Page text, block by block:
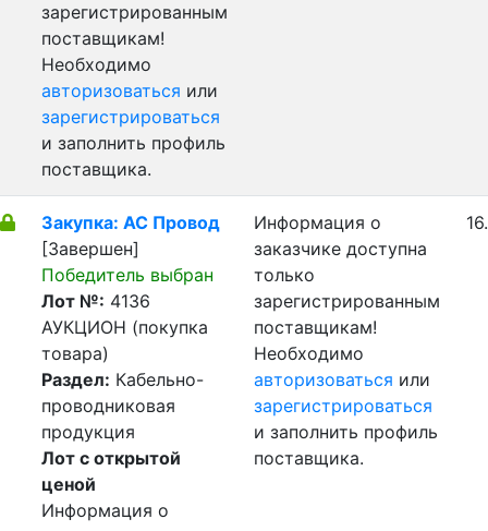
зарегистрированным
поставщикам!
Необходимо
авторизоваться или
зарегистрироваться
и заполнить профиль
поставщика.
Закупка: АС Провод
[Завершен]
Победитель выбран
Лот №: 4136
АУКЦИОН (покупка
товара)
Раздел: Кабельно-
проводниковая
продукция
Лот с открытой
ценой
Информация о
Информация о
заказчике доступна
только
зарегистрированным
поставщикам!
Необходимо
авторизоваться или
зарегистрироваться
и заполнить профиль
поставщика.